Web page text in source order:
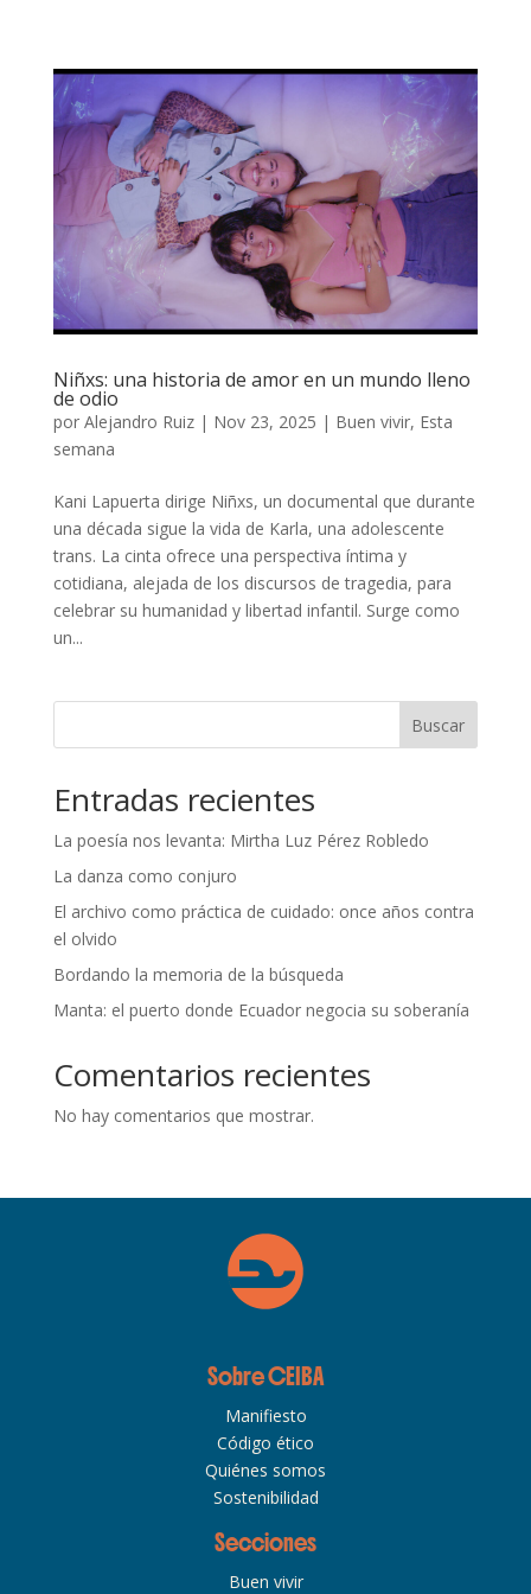
Niñxs: una historia de amor en un mundo lleno
de odio
por Alejandro Ruiz| Nov 23, 2025 | Buen vivir, Esta
semana
Kani Lapuerta dirige Niñxs, un documental que durante
una década sigue la vida de Karla, una adolescente
trans. La cinta ofrece una perspectiva íntima y
cotidiana, alejada de los discursos de tragedia, para
celebrar su humanidad y libertad infantil. Surge como
un...
Buscar
Entradas recientes
La poesía nos levanta: Mirtha Luz Pérez Robledo
La danza como conjuro
El archivo como práctica de cuidado: once años contra
el olvido
Bordando la memoria de la búsqueda
Manta: el puerto donde Ecuador negocia su soberanía
Comentarios recientes
No hay comentarios que mostrar.
Sobre CEIBA
Manifiesto
Código ético
Quiénes somos
Sostenibilidad
Secciones
Buen vivir